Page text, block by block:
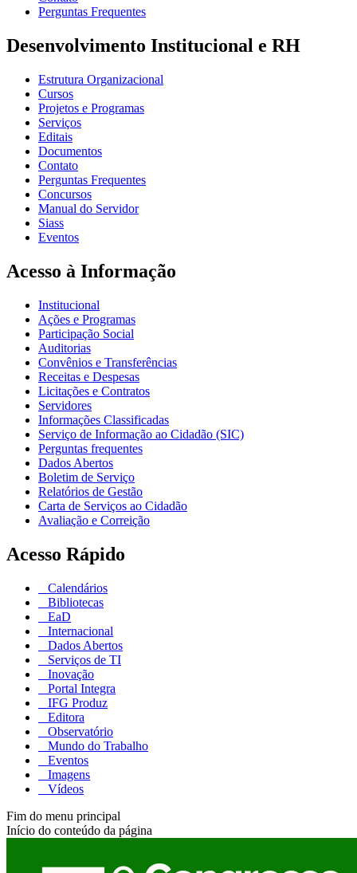
Perguntas Frequentes
Desenvolvimento Institucional e RH
Estrutura Organizacional
Cursos
Projetos e Programas
Serviços
Editais
Documentos
Contato
Perguntas Frequentes
Concursos
Manual do Servidor
Siass
Eventos
Acesso à Informação
Institucional
Ações e Programas
Participação Social
Auditorias
Convênios e Transferências
Receitas e Despesas
Licitações e Contratos
Servidores
Informações Classificadas
Serviço de Informação ao Cidadão (SIC)
Perguntas frequentes
Dados Abertos
Boletim de Serviço
Relatórios de Gestão
Carta de Serviços ao Cidadão
Avaliação e Correição
Acesso Rápido
Calendários
Bibliotecas
EaD
Internacional
Dados Abertos
Serviços de TI
Inovação
Portal Integra
IFG Produz
Editora
Observatório
Mundo do Trabalho
Eventos
Imagens
Vídeos
Fim do menu principal
Início do conteúdo da página